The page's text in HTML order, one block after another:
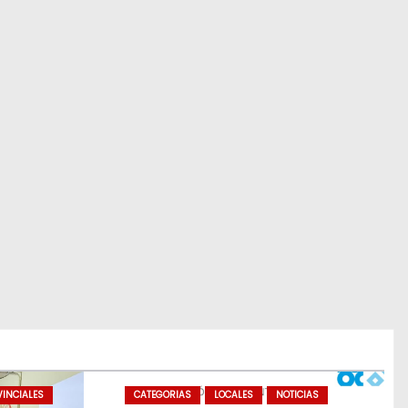
CATEGORIAS LOCALES NOTICIAS